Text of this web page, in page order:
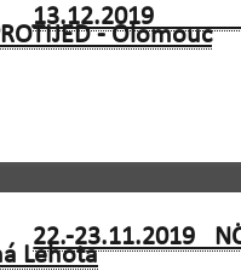
13.12.2019
- Olomouc
22.-23.11.2019
Lehota